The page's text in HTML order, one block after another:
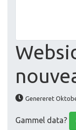
Genereret
Gammel data?